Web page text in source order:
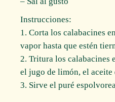
Instrucciones:
1. Corta los calabacines
vapor hasta que estén
2. Tritura los calabacines
el jugo de limón, el
3. Sirve el puré